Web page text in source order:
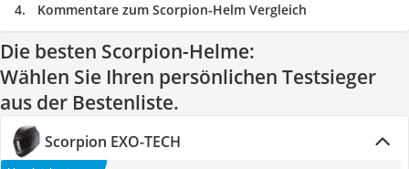
Kommentare zum Scorpion-Helm Vergleich
Die besten Scorpion-Helme:
Wählen Sie Ihren persönlichen Testsieger
aus der Bestenliste.
Scorpion EXO-TECH